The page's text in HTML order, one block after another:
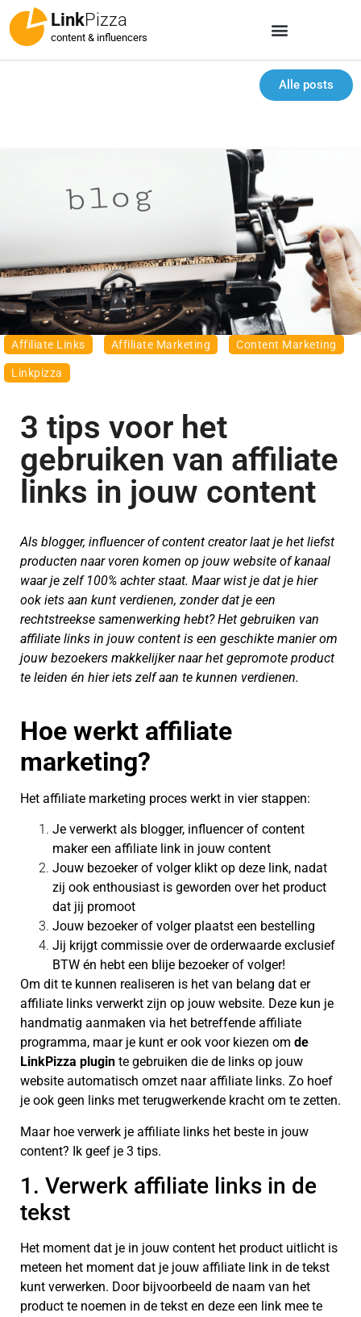
LinkPizza
content & influencers
Alle posts
Affiliate Links Affiliate Marketing Content Marketing
Linkpizza
3 tips voor het
gebruiken van affiliate
links in jouw content
Als blogger, influencer of content creator laat je het liefst
producten naar voren komen op jouw website of kanaal
waar je zelf 100% achter staat. Maar wist je dat je hier
ook iets aan kunt verdienen, zonder dat je een
rechtstreekse samenwerking hebt? Het gebruiken van
affiliate links in jouw content is een geschikte manier om
jouw bezoekers makkelijker naar het gepromote product
te leiden én hier iets zelf aan te kunnen verdienen.
Hoe werkt affiliate
marketing?
Het affiliate marketing proces werkt in vier stappen:
Je verwerkt als blogger, influencer of content
maker een affiliate link in jouw content
Jouw bezoeker of volger klikt op deze link, nadat
zij ook enthousiast is geworden over het product
dat jij promoot
Jouw bezoeker of volger plaatst een bestelling
Jij krijgt commissie over de orderwaarde exclusief
BTW én hebt een blije bezoeker of volger!
Om dit te kunnen realiseren is het van belang dat er
affiliate links verwerkt zijn op jouw website. Deze kun je
handmatig aanmaken via het betreffende affiliate
programma, maar je kunt er ook voor kiezen om de
LinkPizza plugin te gebruiken die de links op jouw
website automatisch omzet naar affiliate links. Zo hoef
je ook geen links met terugwerkende kracht om te zetten.
Maar hoe verwerk je affiliate links het beste in jouw
content? Ik geef je 3 tips.
1. Verwerk affiliate links in de
tekst
Het moment dat je in jouw content het product uitlicht is
meteen het moment dat je jouw affiliate link in de tekst
kunt verwerken. Door bijvoorbeeld de naam van het
product te noemen in de tekst en deze een link mee te